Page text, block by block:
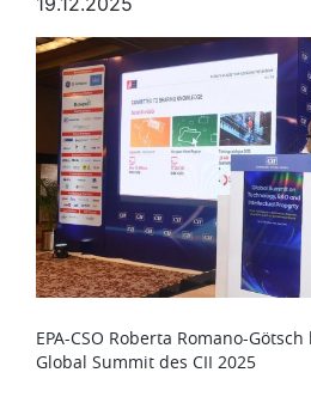
Bild
EPA-CSO Roberta Romano-
Global Summit des CII 2025